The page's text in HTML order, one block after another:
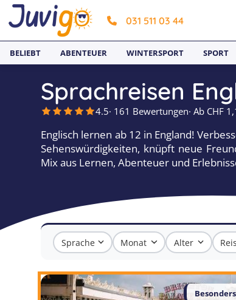
031 511 03 44
BELIEBT ABENTEUER WINTERSPORT SPORT
Sprachreisen
4.5· 161 Bewertungen· Ab CHF
Englisch lernen ab 12 in England!
Sehenswürdigkeiten, knüpft neue
Mix aus Lernen, Abenteuer und
Sprache Monat Alter